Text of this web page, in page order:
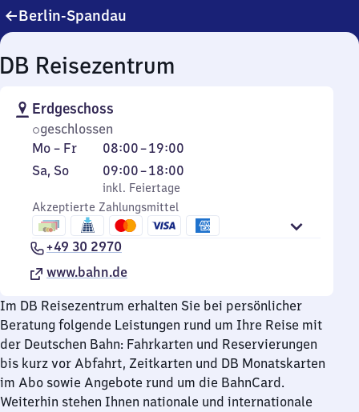
Berlin-Spandau
Reisezentrum
Erdgeschoss
geschlossen
Montag
bis
Mo – Fr 08:00–19:00
Von
8
Uhr
bis
19
Uhr
Samstag
Sonntag
Sa, So,
inkl. Feiertage
09:00–18:00
Von
9
Uhr
bis
18
Uhr
inkl. Feiertage
Akzeptierte Zahlungsmittel
+49 30 2970
www.bahn.de
Im DB Reisezentrum erhalten Sie bei persönlicher
Beratung folgende Leistungen rund um Ihre Reise mit
der Deutschen Bahn: Fahrkarten und Reservierungen
bis kurz vor Abfahrt, Zeitkarten und DB Monatskarten
im Abo sowie Angebote rund um die BahnCard.
Weiterhin stehen Ihnen nationale und internationale